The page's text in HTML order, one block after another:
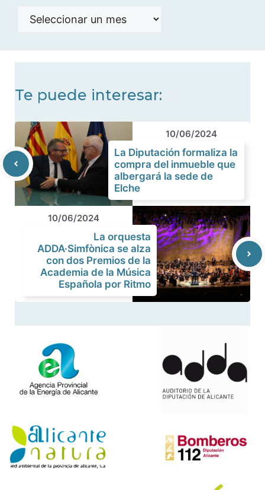
Histórico
Te puede interesar:
10/06/2024
La Diputación formaliza la
compra del inmueble que
albergará la sede de
Elche
10/06/2024
La orquesta
ADDA·Simfònica se alza
con dos Premios de la
Academia de la Música
Española por Ritmo